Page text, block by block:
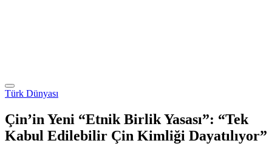
Türk Dünyası
Çin’in Yeni “Etnik Birlik Yasası”: “Tek
Kabul Edilebilir Çin Kimliği Dayatılıyor”